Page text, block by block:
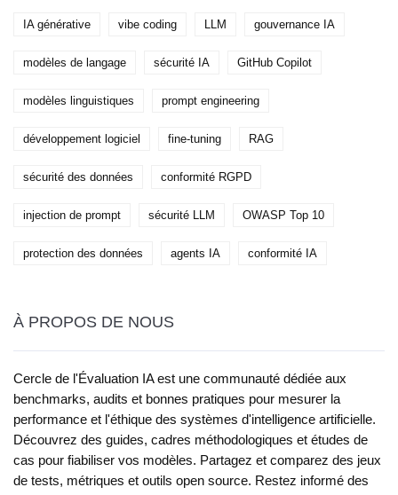
IA générative vibe coding LLM gouvernance IA
modèles de langage sécurité IA GitHub Copilot
modèles linguistiques prompt engineering
développement logiciel fine-tuning RAG
sécurité des données conformité RGPD
injection de prompt sécurité LLM OWASP Top 10
protection des données agents IA conformité IA
À PROPOS DE NOUS
Cercle de l'Évaluation IA est une communauté dédiée aux
benchmarks, audits et bonnes pratiques pour mesurer la
performance et l'éthique des systèmes d'intelligence artificielle.
Découvrez des guides, cadres méthodologiques et études de
cas pour fiabiliser vos modèles. Partagez et comparez des jeux
de tests, métriques et outils open source. Restez informé des